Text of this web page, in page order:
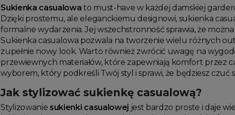
Sukienka casualowa to must-have w każdej damskiej
Dzięki prostemu, ale eleganckiemu designowi, sukienka
formalne wydarzenia. Jej wszechstronność sprawia, że
Sukienka casualowa pozwala na tworzenie wielu różnych
zupełnie nowy look. Warto również zwrócić uwagę na
przewiewnych materiałów, które zapewniają komfort przez
wyborem, który podkreśli Twój styl i sprawi, że będziesz czuć
Jak stylizować sukienkę casualową?
Stylizowanie sukienki casualowej jest bardzo proste i daje